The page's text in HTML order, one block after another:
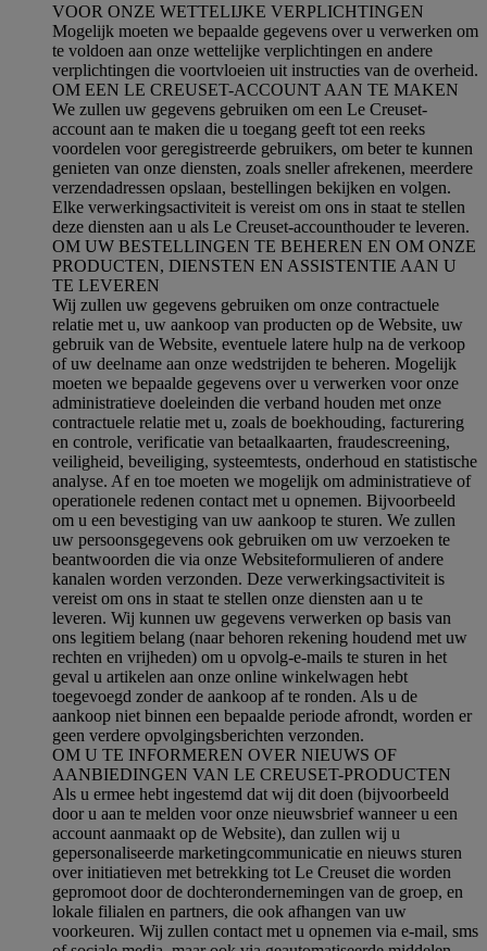
VOOR ONZE WETTELIJKE VERPLICHTINGEN
Mogelijk moeten we bepaalde gegevens over u verwerken om
te voldoen aan onze wettelijke verplichtingen en andere
verplichtingen die voortvloeien uit instructies van de overheid.
OM EEN LE CREUSET-ACCOUNT AAN TE MAKEN
We zullen uw gegevens gebruiken om een Le Creuset-
account aan te maken die u toegang geeft tot een reeks
voordelen voor geregistreerde gebruikers, om beter te kunnen
genieten van onze diensten, zoals sneller afrekenen, meerdere
verzendadressen opslaan, bestellingen bekijken en volgen.
Elke verwerkingsactiviteit is vereist om ons in staat te stellen
deze diensten aan u als Le Creuset-accounthouder te leveren.
OM UW BESTELLINGEN TE BEHEREN EN OM ONZE
PRODUCTEN, DIENSTEN EN ASSISTENTIE AAN U
TE LEVEREN
Wij zullen uw gegevens gebruiken om onze contractuele
relatie met u, uw aankoop van producten op de Website, uw
gebruik van de Website, eventuele latere hulp na de verkoop
of uw deelname aan onze wedstrijden te beheren. Mogelijk
moeten we bepaalde gegevens over u verwerken voor onze
administratieve doeleinden die verband houden met onze
contractuele relatie met u, zoals de boekhouding, facturering
en controle, verificatie van betaalkaarten, fraudescreening,
veiligheid, beveiliging, systeemtests, onderhoud en statistische
analyse. Af en toe moeten we mogelijk om administratieve of
operationele redenen contact met u opnemen. Bijvoorbeeld
om u een bevestiging van uw aankoop te sturen. We zullen
uw persoonsgegevens ook gebruiken om uw verzoeken te
beantwoorden die via onze Websiteformulieren of andere
kanalen worden verzonden. Deze verwerkingsactiviteit is
vereist om ons in staat te stellen onze diensten aan u te
leveren. Wij kunnen uw gegevens verwerken op basis van
ons legitiem belang (naar behoren rekening houdend met uw
rechten en vrijheden) om u opvolg-e-mails te sturen in het
geval u artikelen aan onze online winkelwagen hebt
toegevoegd zonder de aankoop af te ronden. Als u de
aankoop niet binnen een bepaalde periode afrondt, worden er
geen verdere opvolgingsberichten verzonden.
OM U TE INFORMEREN OVER NIEUWS OF
AANBIEDINGEN VAN LE CREUSET-PRODUCTEN
Als u ermee hebt ingestemd dat wij dit doen (bijvoorbeeld
door u aan te melden voor onze nieuwsbrief wanneer u een
account aanmaakt op de Website), dan zullen wij u
gepersonaliseerde marketingcommunicatie en nieuws sturen
over initiatieven met betrekking tot Le Creuset die worden
gepromoot door de dochterondernemingen van de groep, en
lokale filialen en partners, die ook afhangen van uw
voorkeuren. Wij zullen contact met u opnemen via e-mail, sms